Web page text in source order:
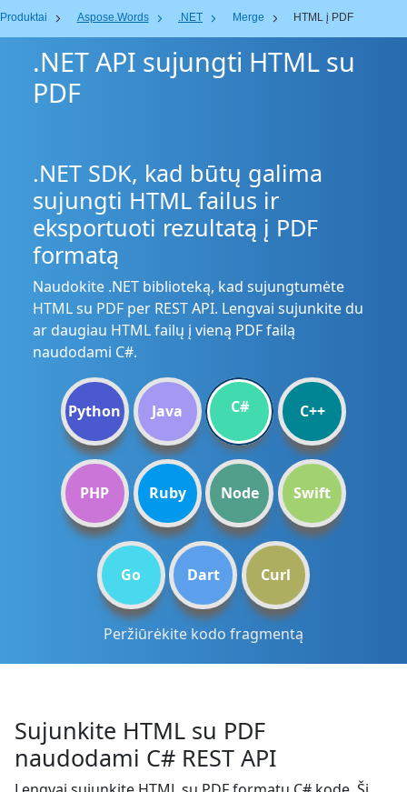
Produktai Aspose.Words .NET Merge HTML į PDF
.NET API sujungti HTML su
PDF
.NET SDK, kad būtų galima
sujungti HTML failus ir
eksportuoti rezultatą į PDF
formatą
Naudokite .NET biblioteką, kad sujungtumėte
HTML su PDF per REST API. Lengvai sujunkite du
ar daugiau HTML failų į vieną PDF failą
naudodami C#.
Python Java C# C++
PHP Ruby Node Swift
Go Dart Curl
Peržiūrėkite kodo fragmentą
Sujunkite HTML su PDF
naudodami C# REST API